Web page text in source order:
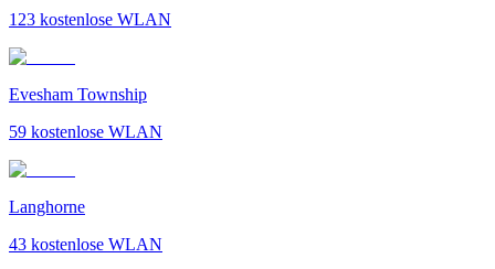
123 kostenlose WLAN
Evesham Township
59 kostenlose WLAN
Langhorne
43 kostenlose WLAN